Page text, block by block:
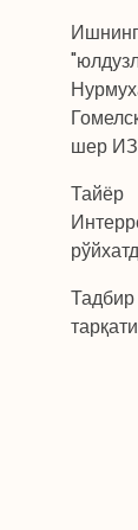
шер
Тайёр